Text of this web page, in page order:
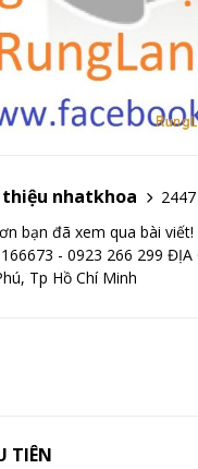
nhatkhoa
bạn đã xem qua bài
- 0923 266 299
Tp Hồ Chí Minh
TIÊN